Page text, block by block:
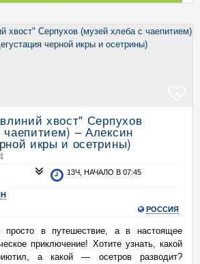
хвост" Серпухов
– Алексин
икры и осетрины)
13Ч, НАЧАЛО В 07:45
РОССИЯ
в путешествие, а в настоящее
приключение! Хотите узнать, какой
а какой — осетров разводит?